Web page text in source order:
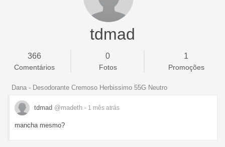
tdmad
366
Comentários
0
Fotos
1
Promoções
Dana - Desodorante Cremoso Herbissimo 55G Neutro
tdmad @madeth - 1 mês atrás
mancha mesmo?